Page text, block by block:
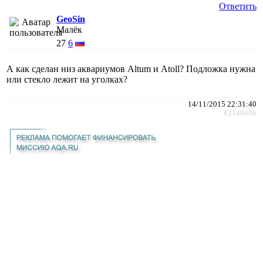
Ответить
GeoSin
Малёк
27 6
А как сделан низ аквариумов Altum и Atoll? Подложка нужна
или стекло лежит на уголках?
14/11/2015 22:31:40
#2149406